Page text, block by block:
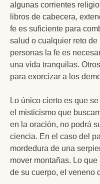
algunas corrientes
libros de cabecera,
fe es suficiente para
salud o cualquier reto
personas la fe es
una vida tranquilas.
para exorcizar a los
Lo único cierto es que
el misticismo que
en la oración, no podrá
ciencia. En el caso del
mordedura de una
mover montañas. Lo
de su cuerpo, el veneno